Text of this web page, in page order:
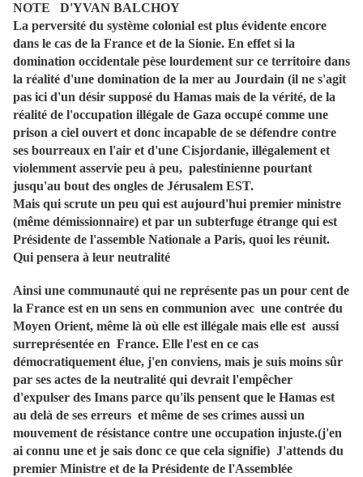
NOTE D'YVAN BALCHOY
La perversité du système colonial est plus évidente encore
dans le cas de la France et de la Sionie. En effet si la
domination occidentale pèse lourdement sur ce territoire dans
la réalité d'une domination de la mer au Jourdain (il ne s'agit
pas ici d'un désir supposé du Hamas mais de la vérité, de la
réalité de l'occupation illégale de Gaza occupé comme une
prison a ciel ouvert et donc incapable de se défendre contre
ses bourreaux en l'air et d'une Cisjordanie, illégalement et
violemment asservie peu à peu, palestinienne pourtant
jusqu'au bout des ongles de Jérusalem EST.
Mais qui scrute un peu qui est aujourd'hui premier ministre
(même démissionnaire) et par un subterfuge étrange qui est
Présidente de l'assemble Nationale a Paris, quoi les réunit.
Qui pensera à leur neutralité
Ainsi une communauté qui ne représente pas un pour cent de
la France est en un sens en communion avec une contrée du
Moyen Orient, même là où elle est illégale mais elle est aussi
surreprésentée en France. Elle l'est en ce cas
démocratiquement élue, j'en conviens, mais je suis moins sûr
par ses actes de la neutralité qui devrait l'empêcher
d'expulser des Imans parce qu'ils pensent que le Hamas est
au delà de ses erreurs et même de ses crimes aussi un
mouvement de résistance contre une occupation injuste.(j'en
ai connu une et je sais donc ce que cela signifie) J'attends du
premier Ministre et de la Présidente de l'Assemblée